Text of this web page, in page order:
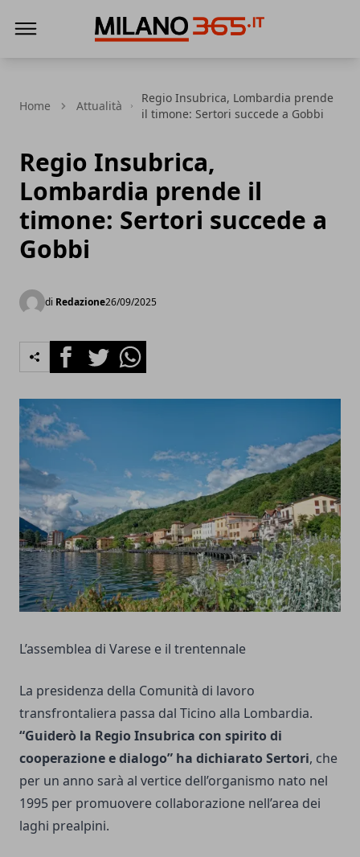
Home Attualità
Regio Insubrica, Lombardia prende
il timone: Sertori succede a Gobbi
Regio Insubrica,
Lombardia prende il
timone: Sertori succede a
Gobbi
di Redazione26/09/2025
FacebookTwitterWhatsapp
L’assemblea di Varese e il trentennale
La presidenza della Comunità di lavoro
transfrontaliera passa dal Ticino alla Lombardia.
“Guiderò la Regio Insubrica con spirito di
cooperazione e dialogo” ha dichiarato Sertori, che
per un anno sarà al vertice dell’organismo nato nel
1995 per promuovere collaborazione nell’area dei
laghi prealpini.